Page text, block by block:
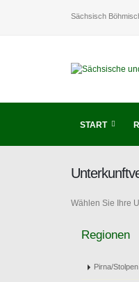
Sächsisch
START
Wählen Sie Ihre
Regionen
Pirna/Stolpen